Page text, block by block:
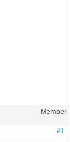
Member
#1